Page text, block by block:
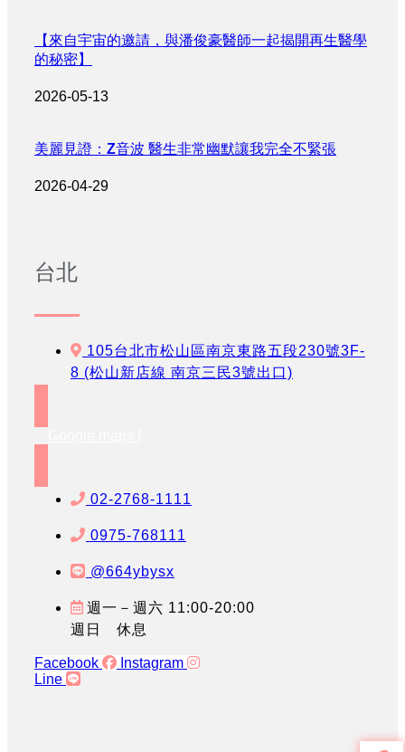
【來自宇宙的邀請，與潘俊豪醫師一起揭開再生醫學
的秘密】
2026-05-13
美麗見證：Z音波 醫生非常幽默讓我完全不緊張
2026-04-29
台北
105台北市松山區南京東路五段230號3F-
8 (松山新店線 南京三民3號出口)
02-2768-1111
0975-768111
@664ybysx
週一－週六 11:00-20:00
週日 休息
Facebook
Instagram
Line